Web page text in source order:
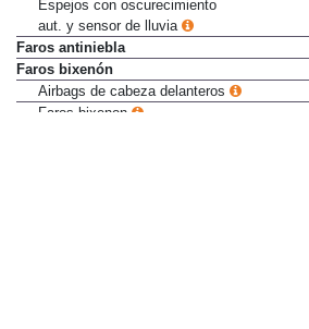
Espejos con oscurecimiento
aut. y sensor de lluvia
Faros antiniebla
Faros bixenón
Airbags de cabeza delanteros
Faros bixenon